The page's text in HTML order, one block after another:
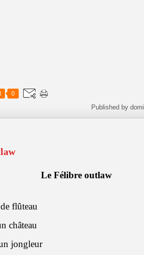
0
Published by
Le Félibre outlaw
flûteau
château
jongleur